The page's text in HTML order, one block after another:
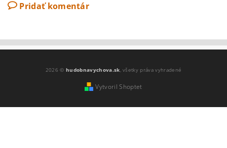
Pridať komentár
2026 ©hudobnavychova.sk, všetky práva vyhradené
Vytvoril Shoptet